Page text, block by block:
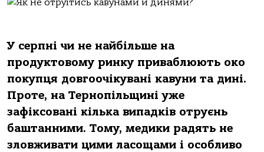
У серпні чи не найбільше на
продуктовому ринку приваблюють око
покупця довгоочікувані кавуни та дині.
Проте, на Тернопільщині уже
зафіксовані кілька випадків отруєнь
баштанними. Тому, медики радять не
зловживати цими ласощами і особливо